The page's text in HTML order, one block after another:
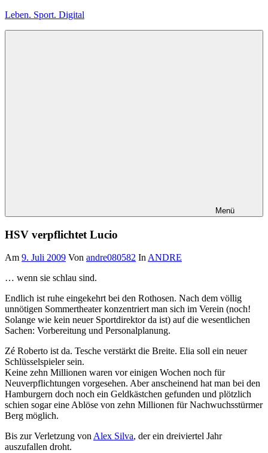
Zum
Leben. Sport. Digital
Menü
HSV verpflichtet Lucio
Am 9. Juli 2009 Von andre080582 InANDRE
… wenn sie schlau sind.
Endlich ist ruhe eingekehrt bei den Rothosen. Nach dem völlig
unnötigen Sommertheater konzentriert man sich im Verein (noch!
Solange wie kein neuer Sportdirektor da ist) auf die wesentlichen
Sachen: Vorbereitung und Personalplanung.
Zé Roberto ist da. Tesche verstärkt die Breite. Elia soll ein neuer
Schlüsselspieler sein.
Keine zehn Millionen waren vor einigen Wochen noch für
Neuverpflichtungen vorgesehen. Aber anscheinend hat man bei den
Hamburgern doch noch ein Geldkästchen gefunden und plötzlich
schien sogar eine Ablöse von zehn Millionen für Nachwuchsstürmer
Berg möglich.
Bis zur Verletzung vonAlex Silva, der ein dreiviertel Jahr
auszufallen droht.